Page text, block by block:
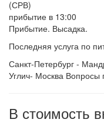
(СРВ)
прибытие в 13:00
Прибытие. Высадка.
Последняя услуга по
Санкт-Петербург -
Углич- Москва Вопросы
В стоимость